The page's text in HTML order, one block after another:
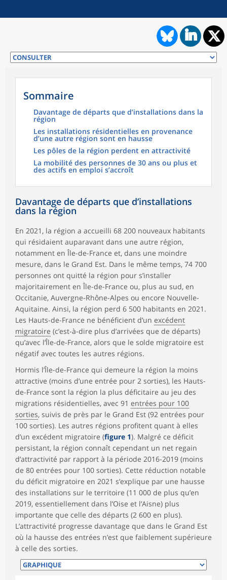
Sommaire
Davantage de départs que d’installations dans la
région
Les installations résidentielles en provenance
d’une autre région sont en hausse
Les pôles de la région perdent en attractivité
La mobilité des personnes de 30 ans ou plus et
des actifs en emploi s’accroît
Davantage de départs que d’installations
dans la région
En 2021, la région a accueilli 68 200 nouveaux habitants
qui résidaient auparavant dans une autre région,
notamment en Île-de-France et, dans une moindre
mesure, dans le Grand Est. Dans le même temps, 74 700
personnes ont quitté la région pour s’installer
majoritairement en Île-de-France ou, plus au sud, en
Occitanie, Auvergne-Rhône-Alpes ou encore Nouvelle-
Aquitaine. Ainsi, la région perd 6 500 habitants en 2021.
Les Hauts-de-France ne bénéficient d’un excédent
migratoire (c’est-à-dire plus d’arrivées que de départs)
qu’avec l’Île-de-France, alors que le solde migratoire est
négatif avec toutes les autres régions.
Hormis l’Île-de-France qui demeure la région la moins
attractive (moins d’une entrée pour 2 sorties), les Hauts-
de-France sont la région la plus déficitaire au jeu des
migrations résidentielles, avec 91 entrées pour 100
sorties, suivis de près par le Grand Est (92 entrées pour
100 sorties). Les autres régions profitent quant à elles
d’un excédent migratoire (figure 1). Malgré ce déficit
persistant, la région connaît cependant un net regain
d’attractivité par rapport à la période 2016-2019 (moins
de 80 entrées pour 100 sorties). Cette réduction notable
du déficit migratoire en 2021 s’explique par une hausse
des installations sur le territoire (11 000 de plus qu’en
2019, essentiellement dans l’Oise et l’Aisne) plus
importante que celle des départs (2 600 en plus).
L’attractivité progresse davantage que dans le Grand Est
où la hausse des entrées n’est que faiblement supérieure
à celle des sorties.